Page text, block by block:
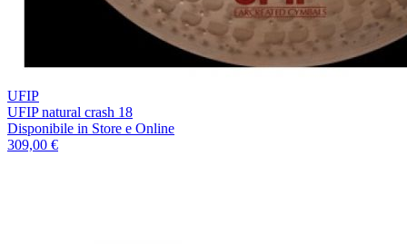
UFIP
UFIP natural crash 18
Disponibile in Store e Online
309,00 €